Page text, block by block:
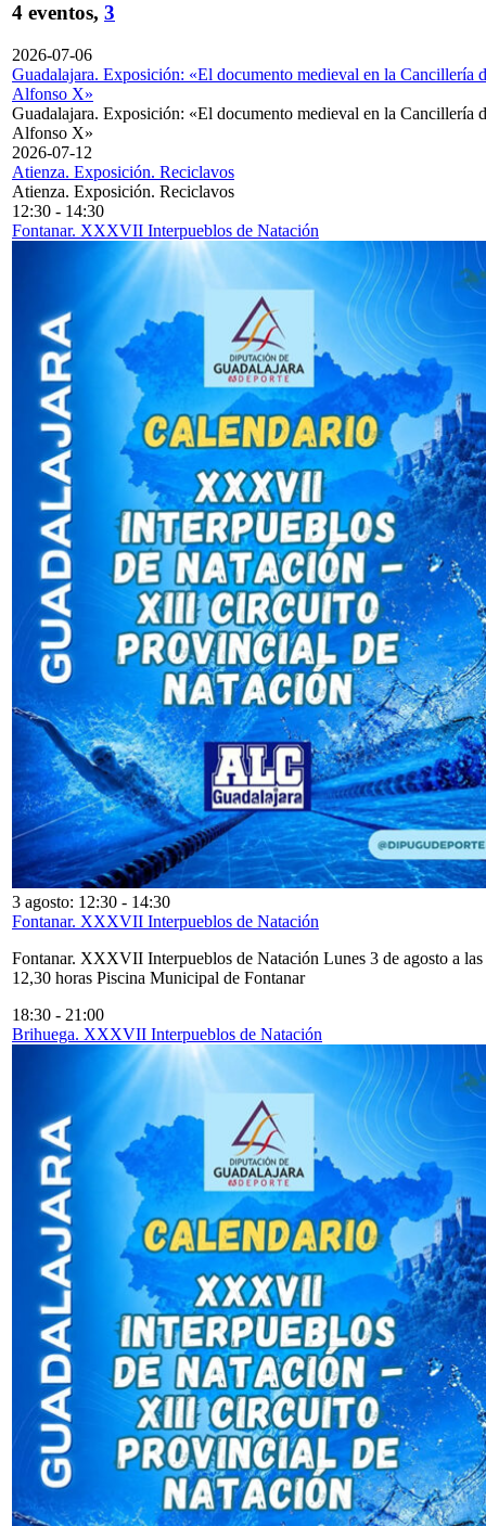
4 eventos, 3
2026-07-06
Guadalajara. Exposición: «El documento medieval en la Cancillería
Alfonso X»
Guadalajara. Exposición: «El documento medieval en la Cancillería
Alfonso X»
2026-07-12
Atienza. Exposición. Reciclavos
Atienza. Exposición. Reciclavos
12:30 - 14:30
Fontanar. XXXVII Interpueblos de Natación
3 agosto: 12:30 - 14:30
Fontanar. XXXVII Interpueblos de Natación
Fontanar. XXXVII Interpueblos de Natación Lunes 3 de agosto a las
12,30 horas Piscina Municipal de Fontanar
18:30 - 21:00
Brihuega. XXXVII Interpueblos de Natación